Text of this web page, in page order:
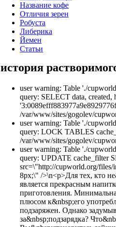
Название кофе
Отличия зерен
Робуста
Либерика
Йемен
Статьи
история
user warning: Table './
query: SELECT data,
/var/www/sites/gogolev/
user warning: Table './
query: LOCK TABLES
/var/www/sites/gogolev/
user warning: Table './
query: UPDATE cache_filter
src=\"http://cupworld.org/
8px;\" />\n<p>Для тех, кто
является прекрасным
приготовления.
плюсом к&nbsp;его
подзаряжен. Однако
за&nbsp;подзарядка?